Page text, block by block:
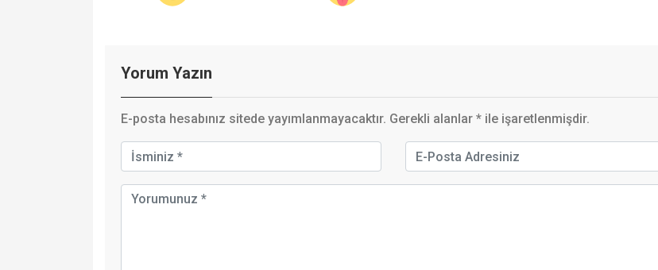
Yorum Yazın
E-posta hesabınız sitede yayımlanmayacaktır. Gerekli alanlar * ile işaretlenmişdir.